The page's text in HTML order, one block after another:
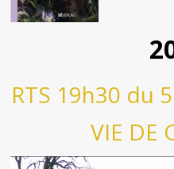
RTS 19h30 du
VIE DE